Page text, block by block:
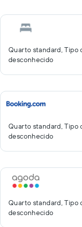
Quarto standard, Tipo
desconhecido
Quarto standard, Tipo
desconhecido
Quarto standard, Tipo
desconhecido